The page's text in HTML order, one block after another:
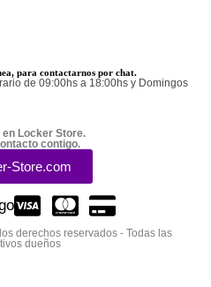
para contactarnos por chat.
de 09:00hs a 18:00hs y Domingos
Locker Store.
contigo.
Store.com
derechos reservados - Todas las
dueños